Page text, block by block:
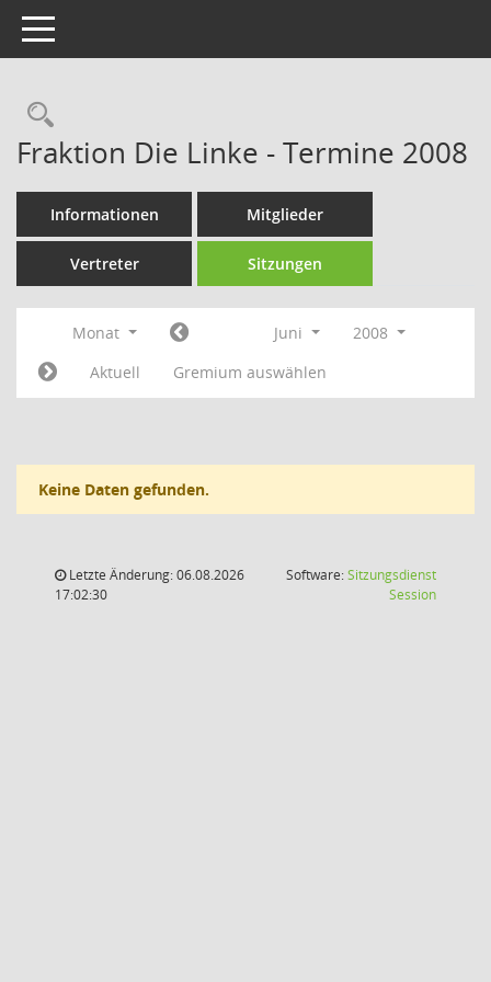
Toggle navigation
Rechercheauswahl
Fraktion Die Linke - Termine 2008
Informationen Mitglieder
Vertreter Sitzungen
Monat Juni
2008
Aktuell
Gremium auswählen
Keine Daten gefunden.
Letzte Änderung: 06.08.2026
17:02:30
Software:Sitzungsdienst
Session(Wird in